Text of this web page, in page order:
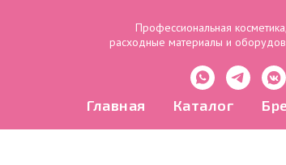
Профессиональная
расходные материалы и
Главная Каталог